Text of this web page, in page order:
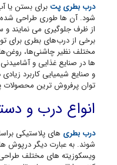
درب بطری پتبرای بستن یا
شود. آن ها طوری طراحی شده
از ظرف جلوگیری می
برخی از درب‌های بطری برای
مختلف نظیر چاشنی‌ها،
و صنایع شیمیایی کاربرد زیادی
توان پرفروش ترین محصولات
انواع درب و
درب بطری های پلاستیکی
شوند. به عبارت دیگر درپوش ها
ویسکوزیته های مختلف